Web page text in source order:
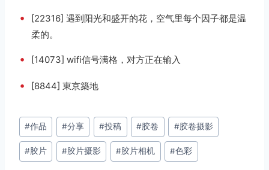
•
[22316] 遇到阳光和盛开的花，空气里每个因子都是温
柔的。 ​​​
• [14073] wifi信号满格，对方正在输入
• [8844] 東京築地
文
章
标
#作品 #分享 #投稿 #胶卷 #胶卷摄影
#胶片 #胶片摄影 #胶片相机 #色彩